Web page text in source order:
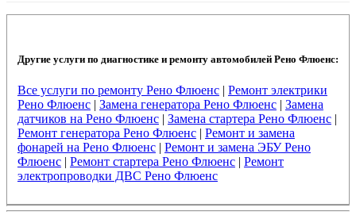
Другие услуги по диагностике и ремонту автомобилей Рено Флюенс:
Все услуги по ремонту Рено Флюенс| Ремонт электрики
Рено Флюенс| Замена генератора Рено Флюенс| Замена
датчиков на Рено Флюенс| Замена стартера Рено Флюенс|
Ремонт генератора Рено Флюенс| Ремонт и замена
фонарей на Рено Флюенс| Ремонт и замена ЭБУ Рено
Флюенс| Ремонт стартера Рено Флюенс| Ремонт
электропроводки ДВС Рено Флюенс